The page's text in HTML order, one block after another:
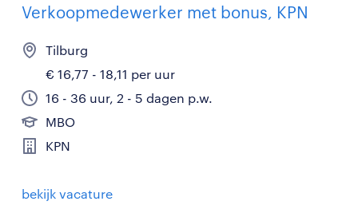
Verkoopmedewerker met bonus, KPN
Tilburg
€ 16,77 - 18,11 per uur
16 - 36 uur, 2 - 5 dagen p.w.
MBO
KPN
bekijk vacature